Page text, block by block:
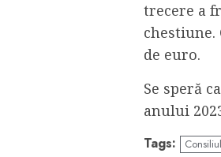
trecere a
chestiune.
de euro.
Se speră
anului
Tags: